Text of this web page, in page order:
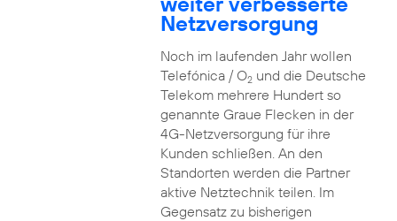
Netzversorgung
Noch im laufenden Jahr wollen
Telefónica / O2und die Deutsche
Telekom mehrere Hundert so
genannte Graue Flecken in der
4G-Netzversorgung für ihre
Kunden schließen. An den
Standorten werden die Partner
aktive Netztechnik teilen. Im
Gegensatz zu bisherigen